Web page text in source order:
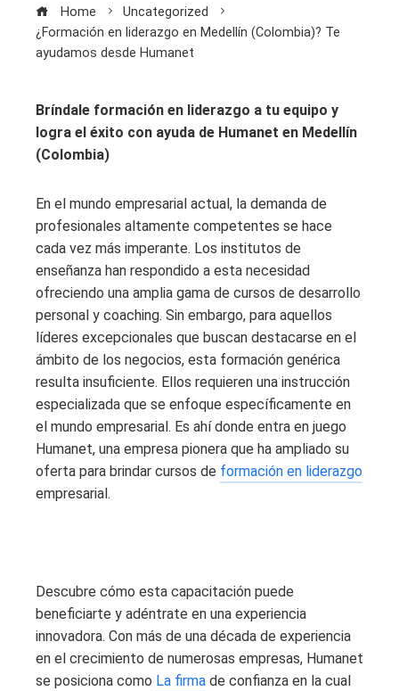
Home
Uncategorized
¿Formación en liderazgo en Medellín (Colombia)? Te
ayudamos desde Humanet
Bríndale formación en liderazgo a tu equipo y
logra el éxito con ayuda de Humanet en Medellín
(Colombia)
En el mundo empresarial actual, la demanda de
profesionales altamente competentes se hace
cada vez más imperante. Los institutos de
enseñanza han respondido a esta necesidad
ofreciendo una amplia gama de cursos de desarrollo
personal y coaching. Sin embargo, para aquellos
líderes excepcionales que buscan destacarse en el
ámbito de los negocios, esta formación genérica
resulta insuficiente. Ellos requieren una instrucción
especializada que se enfoque específicamente en
el mundo empresarial. Es ahí donde entra en juego
Humanet, una empresa pionera que ha ampliado su
oferta para brindar cursos de formación en liderazgo
empresarial.
Descubre cómo esta capacitación puede
beneficiarte y adéntrate en una experiencia
innovadora. Con más de una década de experiencia
en el crecimiento de numerosas empresas, Humanet
se posiciona como La firma de confianza en la cual